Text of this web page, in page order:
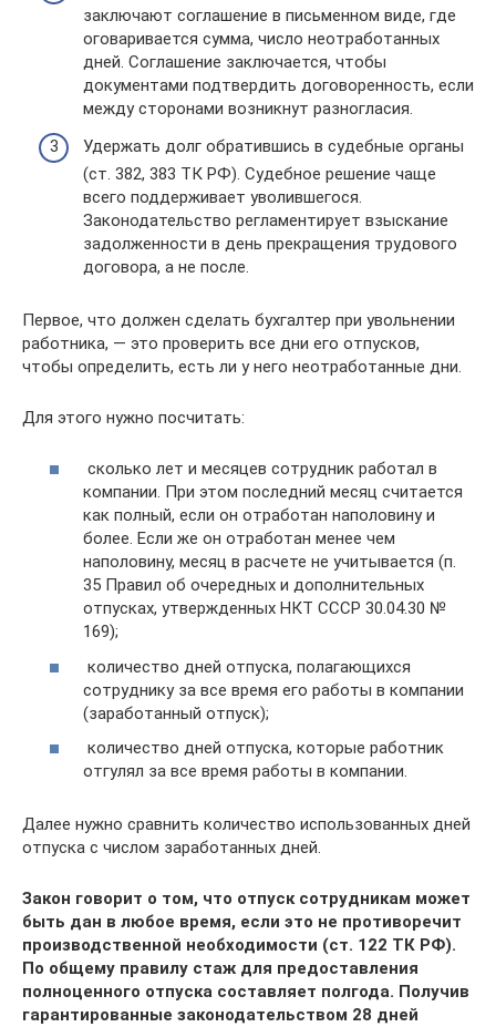
заключают соглашение в письменном виде, где
оговаривается сумма, число неотработанных
дней. Соглашение заключается, чтобы
документами подтвердить договоренность, если
между сторонами возникнут разногласия.
Удержать долг обратившись в судебные органы
(ст. 382, 383 ТК РФ). Судебное решение чаще
всего поддерживает уволившегося.
Законодательство регламентирует взыскание
задолженности в день прекращения трудового
договора, а не после.
Первое, что должен сделать бухгалтер при увольнении
работника, — это проверить все дни его отпусков,
чтобы определить, есть ли у него неотработанные дни.
Для этого нужно посчитать:
сколько лет и месяцев сотрудник работал в
компании. При этом последний месяц считается
как полный, если он отработан наполовину и
более. Если же он отработан менее чем
наполовину, месяц в расчете не учитывается (п.
35 Правил об очередных и дополнительных
отпусках, утвержденных НКТ СССР 30.04.30 №
169);
количество дней отпуска, полагающихся
сотруднику за все время его работы в компании
(заработанный отпуск);
количество дней отпуска, которые работник
отгулял за все время работы в компании.
Далее нужно сравнить количество использованных дней
отпуска с числом заработанных дней.
Закон говорит о том, что отпуск сотрудникам может
быть дан в любое время, если это не противоречит
производственной необходимости (ст. 122 ТК РФ).
По общему правилу стаж для предоставления
полноценного отпуска составляет полгода. Получив
гарантированные законодательством 28 дней